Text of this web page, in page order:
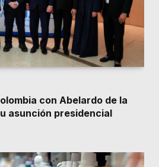
con Abelardo de la
asunción presidencial